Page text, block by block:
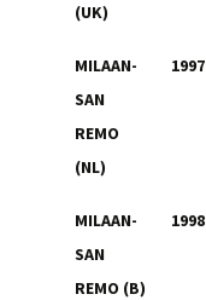
(UK)
MILAAN-
SAN
REMO
(NL)
1997
MILAAN-
SAN
REMO (B)
1998